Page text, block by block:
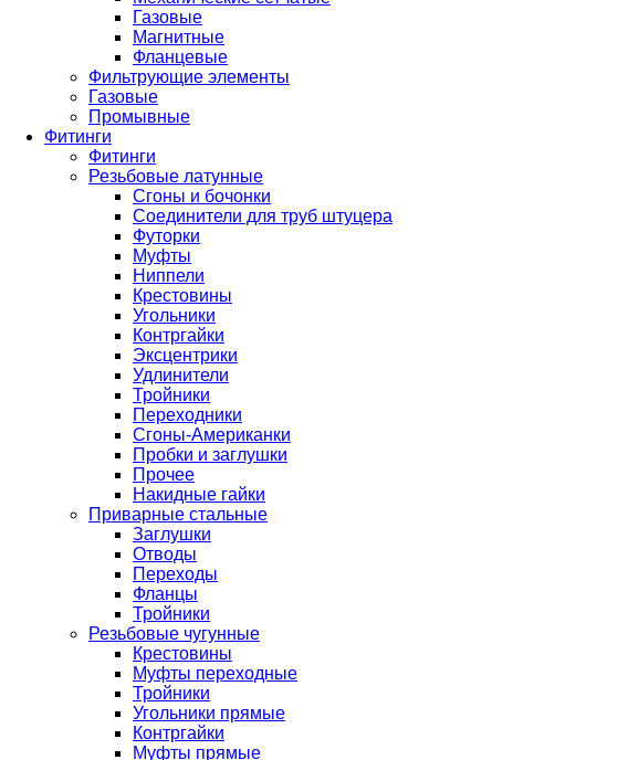
Газовые
Магнитные
Фланцевые
Фильтрующие элементы
Газовые
Промывные
Фитинги
Фитинги
Резьбовые латунные
Сгоны и бочонки
Соединители для труб штуцера
Футорки
Муфты
Ниппели
Крестовины
Угольники
Контргайки
Эксцентрики
Удлинители
Тройники
Переходники
Сгоны-Американки
Пробки и заглушки
Прочее
Накидные гайки
Приварные стальные
Заглушки
Отводы
Переходы
Фланцы
Тройники
Резьбовые чугунные
Крестовины
Муфты переходные
Тройники
Угольники прямые
Контргайки
Муфты прямые